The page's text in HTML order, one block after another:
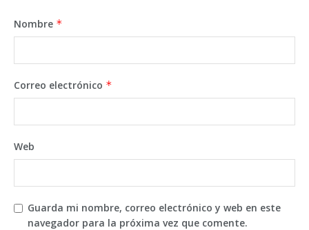
Nombre *
Correo electrónico *
Web
Guarda mi nombre, correo electrónico y web en este
navegador para la próxima vez que comente.